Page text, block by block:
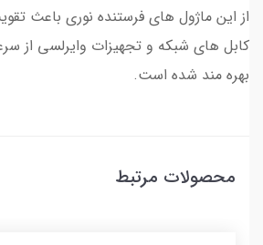
از این ماژول های فرستنده نوری باعث
کابل های شبکه و تجهیزات وایرلسی از
بهره مند شده است.
محصولات مرتبط